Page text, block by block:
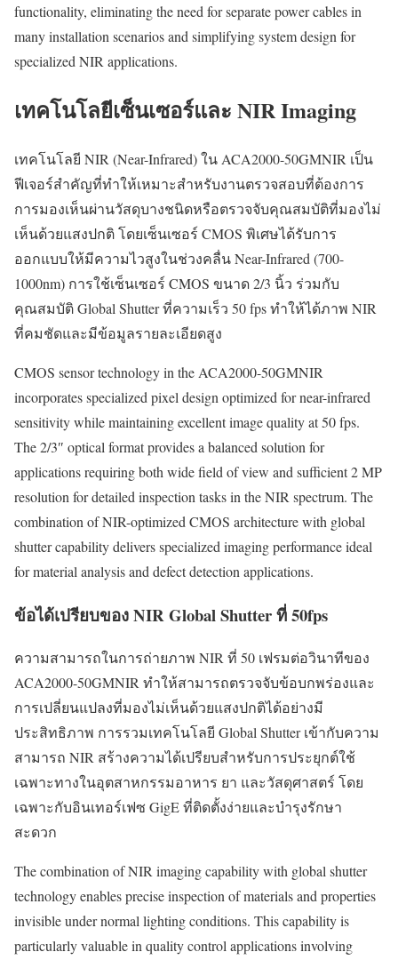
functionality, eliminating the need for separate power cables in
many installation scenarios and simplifying system design for
specialized NIR applications.
เทคโนโลยีเซ็นเซอร์และ NIR Imaging
เทคโนโลยี NIR (Near-Infrared) ใน ACA2000-50GMNIR เป็น
ฟีเจอร์สำคัญที่ทำให้เหมาะสำหรับงานตรวจสอบที่ต้องการ
การมองเห็นผ่านวัสดุบางชนิดหรือตรวจจับคุณสมบัติที่มองไม่
เห็นด้วยแสงปกติ โดยเซ็นเซอร์ CMOS พิเศษได้รับการ
ออกแบบให้มีความไวสูงในช่วงคลื่น Near-Infrared (700-
1000nm) การใช้เซ็นเซอร์ CMOS ขนาด 2/3 นิ้ว ร่วมกับ
คุณสมบัติ Global Shutter ที่ความเร็ว 50 fps ทำให้ได้ภาพ NIR
ที่คมชัดและมีข้อมูลรายละเอียดสูง
CMOS sensor technology in the ACA2000-50GMNIR
incorporates specialized pixel design optimized for near-infrared
sensitivity while maintaining excellent image quality at 50 fps.
The 2/3″ optical format provides a balanced solution for
applications requiring both wide field of view and sufficient 2 MP
resolution for detailed inspection tasks in the NIR spectrum. The
combination of NIR-optimized CMOS architecture with global
shutter capability delivers specialized imaging performance ideal
for material analysis and defect detection applications.
ข้อได้เปรียบของ NIR Global Shutter ที่ 50fps
ความสามารถในการถ่ายภาพ NIR ที่ 50 เฟรมต่อวินาทีของ
ACA2000-50GMNIR ทำให้สามารถตรวจจับข้อบกพร่องและ
การเปลี่ยนแปลงที่มองไม่เห็นด้วยแสงปกติได้อย่างมี
ประสิทธิภาพ การรวมเทคโนโลยี Global Shutter เข้ากับความ
สามารถ NIR สร้างความได้เปรียบสำหรับการประยุกต์ใช้
เฉพาะทางในอุตสาหกรรมอาหาร ยา และวัสดุศาสตร์ โดย
เฉพาะกับอินเทอร์เฟซ GigE ที่ติดตั้งง่ายและบำรุงรักษา
สะดวก
The combination of NIR imaging capability with global shutter
technology enables precise inspection of materials and properties
invisible under normal lighting conditions. This capability is
particularly valuable in quality control applications involving